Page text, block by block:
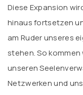
Diese Expansion
hinaus fortsetzen
am Ruder unseres
stehen. So
unseren
Netzwerken und